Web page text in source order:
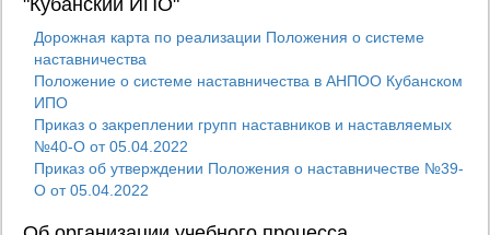
"Кубанский ИПО"
Дорожная карта по реализации Положения о системе
наставничества
Положение о системе наставничества в АНПОО Кубанском
ИПО
Приказ о закреплении групп наставников и наставляемых
№40-О от 05.04.2022
Приказ об утверждении Положения о наставничестве №39-
О от 05.04.2022